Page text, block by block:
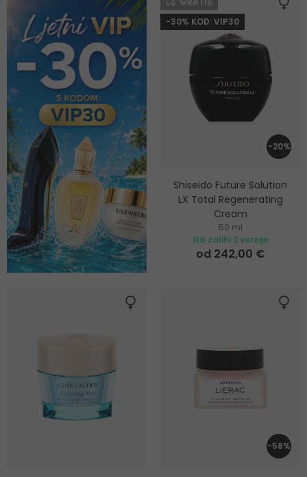
-30% KOD: VIP30
-20%
Shiseido Future Solution
LX Total Regenerating
Cream
Regenerativna noćna krema
50 ml
Na zalihi 2 verzije
od 242,00 €
-58%